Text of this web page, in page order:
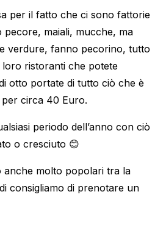
per il fatto che ci sono fattorie
pecore, maiali, mucche, ma
verdure, fanno pecorino, tutto
ristoranti che potete
otto portate di tutto ciò che è
circa 40 Euro.
periodo dell’anno con ciò
o cresciuto 😊
anche molto popolari tra la
consigliamo di prenotare un